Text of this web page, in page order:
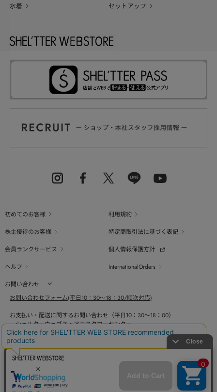
水着 セットアップ
初めてのお客様
利用規約
株主優待のお客様
特定商取引法に基づく表記
会員ランクサービス
個人情報保護方針
ヘルプ
InternationalOrders
お問い合わせ
お問い合わせフォーム(平日10：30～18：30/順次対応)
お支払い・配送に関するお問い合わせ（平日10：30～18：00）
シェルターウェブストアカスタマーセンター
0800-123-6820
商品の素材、サイズ、仕様等に関するお問い合せ（平日10：30～18：00）
バロックジャパンリミテッドコールセンター
03-6730-9191
BAROQUE JAPAN LIMITED